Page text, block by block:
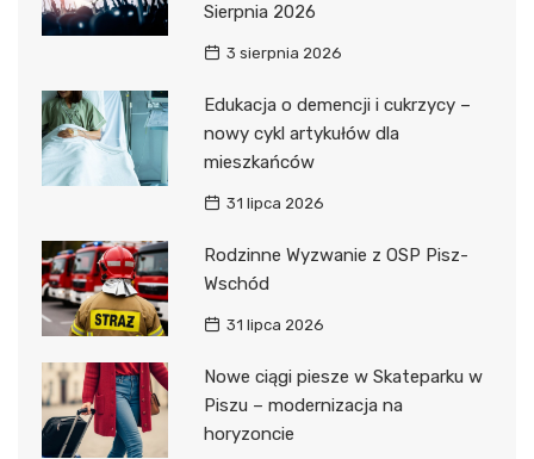
Sierpnia 2026
3 sierpnia 2026
Edukacja o demencji i cukrzycy –
nowy cykl artykułów dla
mieszkańców
31 lipca 2026
Rodzinne Wyzwanie z OSP Pisz-
Wschód
31 lipca 2026
Nowe ciągi piesze w Skateparku w
Piszu – modernizacja na
horyzoncie